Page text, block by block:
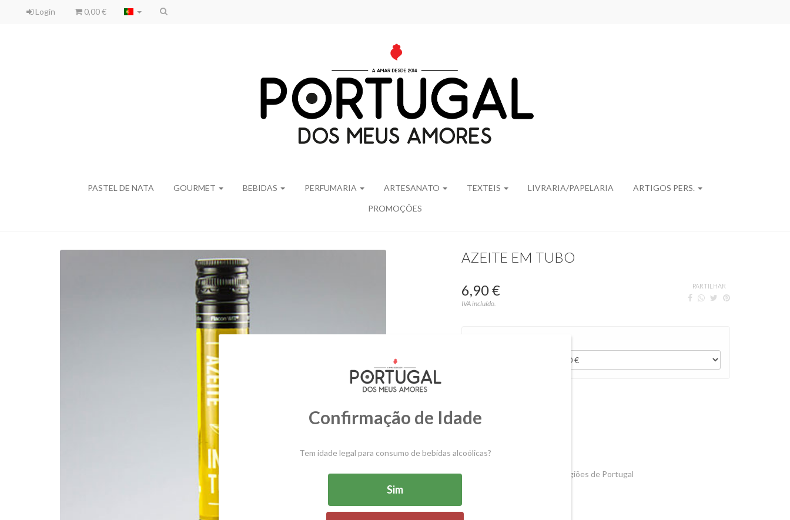
Login 0,00 €
PASTEL DE NATA GOURMET BEBIDAS PERFUMARIA ARTESANATO TEXTEIS LIVRARIA/PAPELARIA ARTIGOS PERS.
PROMOÇÕES
AZEITE EM TUBO
6,90 €
IVA incluído.
PARTILHAR
Tubos de Azeite DOP de 7 regiões de Portugal
Confirmação de Idade
Tem idade legal para consumo de bebidas alcoólicas?
Sim